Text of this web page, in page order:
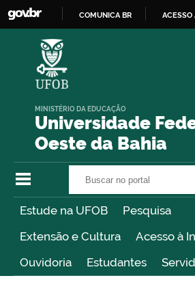
COMUNICA BR ACESSO
Universidade
Oeste da Bahia
MINISTÉRIO DA EDUCAÇÃO
Estude na UFOB
Pesquisa
Extensão e Cultura
Acesso à
Ouvidoria
Estudantes